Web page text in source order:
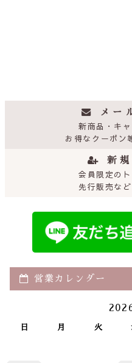
メー
新商品・キ
お得なクーポン
新
会員限定の
先行販売な
営業カレンダー
日 月 火